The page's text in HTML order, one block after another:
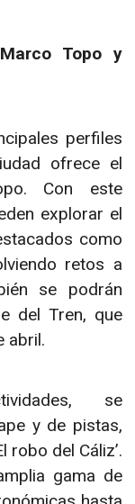
Topo y
perfiles
ofrece el
Con este
explorar el
como
retos a
se podrán
del Tren, que
abril.
se
y de pistas,
robo del Cáliz’.
gama de